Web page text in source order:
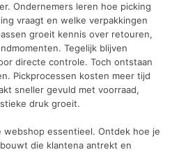
Ondernemers leren hoe picking
vraagt en welke verpakkingen
groeit kennis over retouren,
Tegelijk blijven
directe controle. Toch ontstaan
Pickprocessen kosten meer tijd
sneller gevuld met voorraad,
druk groeit.
essentieel. Ontdek hoe je
bouwt die klantena antrekt en